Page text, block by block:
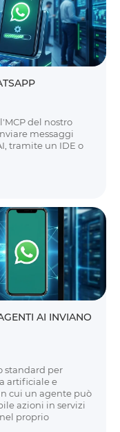
del nostro
messaggi
tramite un IDE o
AI INVIANO
standard per
artificiale e
cui un agente può
azioni in servizi
proprio